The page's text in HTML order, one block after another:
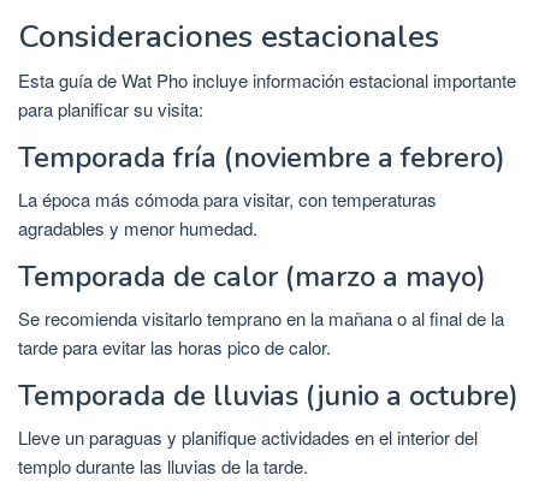
Consideraciones estacionales
Esta guía de Wat Pho incluye información estacional importante
para planificar su visita:
Temporada fría (noviembre a febrero)
La época más cómoda para visitar, con temperaturas
agradables y menor humedad.
Temporada de calor (marzo a mayo)
Se recomienda visitarlo temprano en la mañana o al final de la
tarde para evitar las horas pico de calor.
Temporada de lluvias (junio a octubre)
Lleve un paraguas y planifique actividades en el interior del
templo durante las lluvias de la tarde.